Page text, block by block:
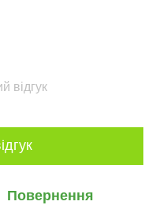
відгук
Повернення